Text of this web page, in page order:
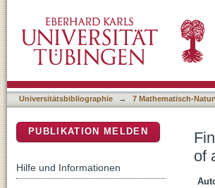
shoulder system
Universitätsbibliographie → 7 Mathematisch-
of
PUBLIKATION MELDEN
Hilfe und Informationen